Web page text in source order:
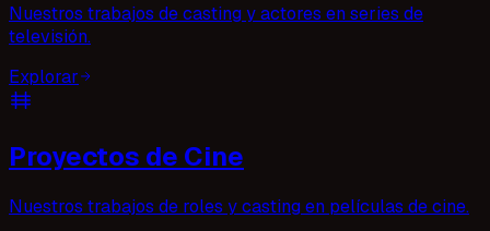
Nuestros trabajos de casting y actores en series de
televisión.
Explorar
Proyectos de Cine
Nuestros trabajos de roles y casting en películas de cine.